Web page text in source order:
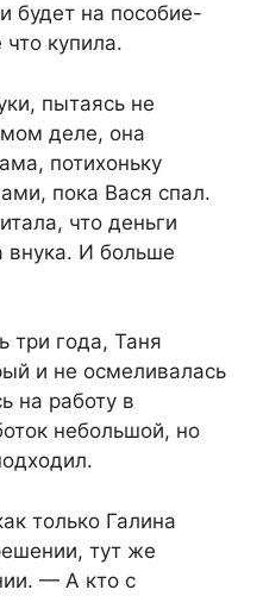
будет на пособие-
купила.
пытаясь не
деле, она
потихоньку
пока Вася спал.
что деньги
внука. И больше
три года, Таня
и не осмеливалась
на работу в
небольшой, но
только Галина
тут же
— А кто с